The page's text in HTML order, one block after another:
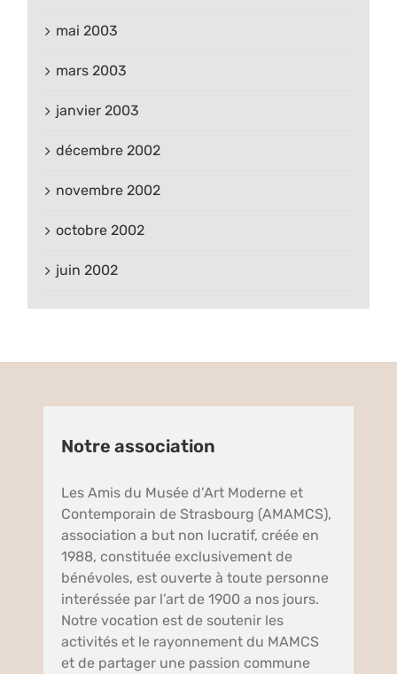
mai 2003
mars 2003
janvier 2003
décembre 2002
novembre 2002
octobre 2002
juin 2002
Notre association
Les Amis du Musée d’Art Moderne et
Contemporain de Strasbourg (AMAMCS),
association a but non lucratif, créée en
1988, constituée exclusivement de
bénévoles, est ouverte à toute personne
interéssée par l’art de 1900 a nos jours.
Notre vocation est de soutenir les
activités et le rayonnement du MAMCS
et de partager une passion commune